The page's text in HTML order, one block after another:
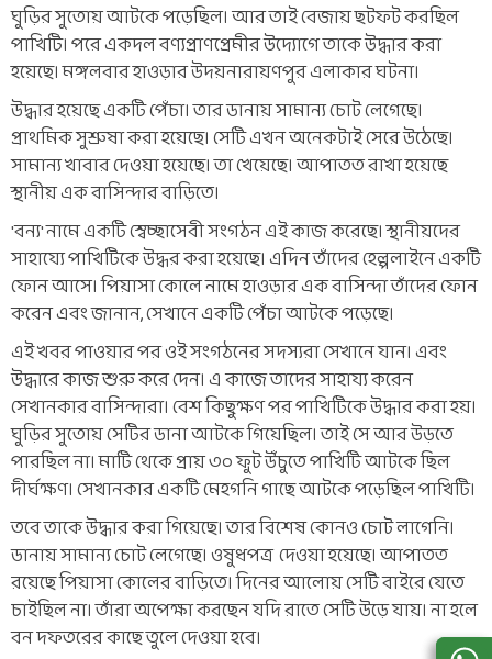
ঘুড়ির সুতোয় আটকে পড়েছিল। আর তাই বেজায় ছটফট করছিল
পাখিটি। পরে একদল বণ্যপ্রাণপ্রেমীর উদ্যোগে তাকে উদ্ধার করা
হয়েছে। মঙ্গলবার হাওড়ার উদয়নারায়ণপুর এলাকার ঘটনা।
উদ্ধার হয়েছে একটি পেঁচা। তার ডানায় সামান্য চোট লেগেছে।
প্রাথমিক সুশ্রুষা করা হয়েছে। সেটি এখন অনেকটাই সেরে উঠেছে।
সামান্য খাবার দেওয়া হয়েছে। তা খেয়েছে। আপাতত রাখা হয়েছে
স্থানীয় এক বাসিন্দার বাড়িতে।
'বন্য' নামে একটি স্বেচ্ছাসেবী সংগঠন এই কাজ করেছে। স্থানীয়দের
সাহায্যে পাখিটিকে উদ্ধর করা হয়েছে। এদিন তাঁদের হেল্পলাইনে একটি
ফোন আসে। পিয়াসা কোলে নামে হাওড়ার এক বাসিন্দা তাঁদের ফোন
করেন এবং জানান, সেখানে একটি পেঁচা আটকে পড়েছে।
এই খবর পাওয়ার পর ওই সংগঠনের সদস্যরা সেখানে যান। এবং
উদ্ধারে কাজ শুরু করে দেন। এ কাজে তাদের সাহায্য করেন
সেখানকার বাসিন্দারা। বেশ কিছুক্ষণ পর পাখিটিকে উদ্ধার করা হয়।
ঘুড়ির সুতোয় সেটির ডানা আটকে গিয়েছিল। তাই সে আর উড়তে
পারছিল না। মাটি থেকে প্রায় ৩০ ফুট উঁচুতে পাখিটি আটকে ছিল
দীর্ঘক্ষণ। সেখানকার একটি মেহগনি গাছে আটকে পড়েছিল পাখিটি।
তবে তাকে উদ্ধার করা গিয়েছে। তার বিশেষ কোনও চোট লাগেনি।
ডানায় সামান্য চোট লেগেছে। ওষুধপত্র দেওয়া হয়েছে। আপাতত
রয়েছে পিয়াসা কোলের বাড়িতে। দিনের আলোয় সেটি বাইরে যেতে
চাইছিল না। তাঁরা অপেক্ষা করছেন যদি রাতে সেটি উড়ে যায়। না হলে
বন দফতরের কাছে তুলে দেওয়া হবে।